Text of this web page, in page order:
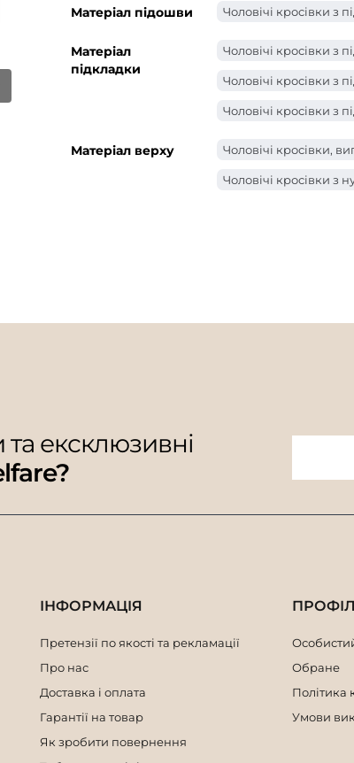
Матеріал підошви Чоловічі кросівки з
Матеріал
підкладки
Чоловічі кросівки з
Чоловічі кросівки з
Чоловічі кросівки з
Матеріал верху Чоловічі кросівки,
Чоловічі кросівки з
ексклюзивні
ІНФОРМАЦІЯ
Претензії по якості та рекламації
Про нас
Доставка і оплата
Гарантії на товар
Як зробити повернення
Обране
Політика
Умови